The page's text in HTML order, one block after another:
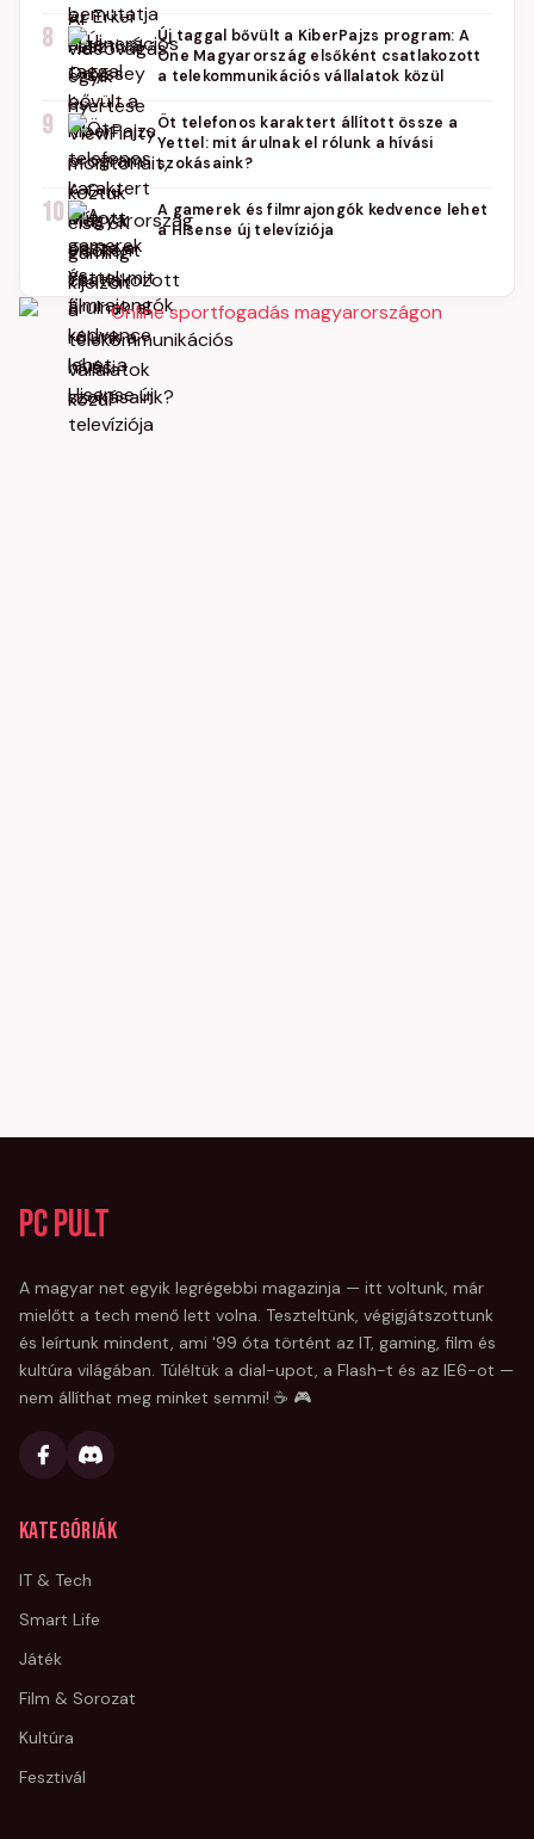
8
Új taggal bővült a KiberPajzs program: A
One Magyarország elsőként csatlakozott
a telekommunikációs vállalatok közül
9
Öt telefonos karaktert állított össze a
Yettel: mit árulnak el rólunk a hívási
szokásaink?
10
A gamerek és filmrajongók kedvence lehet
a Hisense új televíziója
PC Pult
A magyar net egyik legrégebbi magazinja — itt voltunk, már
mielőtt a tech menő lett volna. Teszteltünk, végigjátszottunk
és leírtunk mindent, ami '99 óta történt az IT, gaming, film és
kultúra világában. Túléltük a dial-upot, a Flash-t és az IE6-ot —
nem állíthat meg minket semmi! ☕ 🎮
Kategóriák
IT & Tech
Smart Life
Játék
Film & Sorozat
Kultúra
Fesztivál